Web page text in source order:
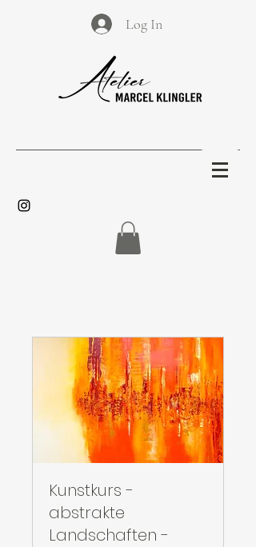
Log In
Kunstkurs -
abstrakte
Landschaften -